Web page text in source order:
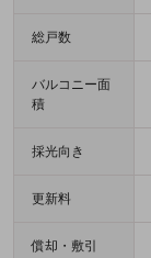
総戸数
バルコニー面
積
採光向き
更新料
償却・敷引